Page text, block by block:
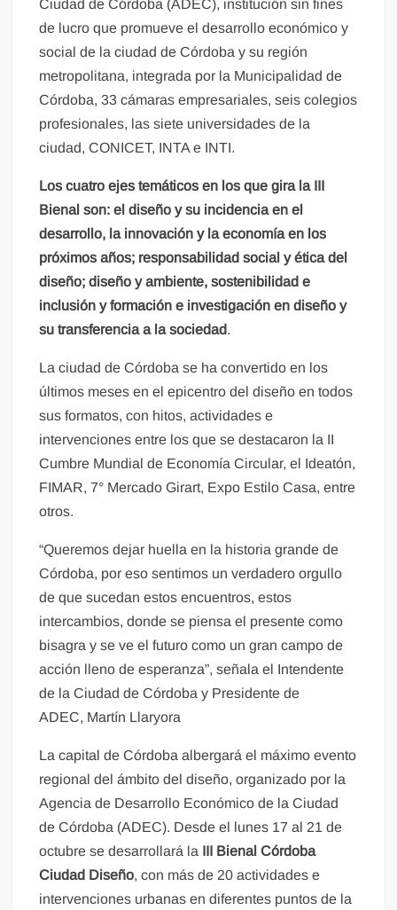
Ciudad de Córdoba (ADEC), institución sin fines
de lucro que promueve el desarrollo económico y
social de la ciudad de Córdoba y su región
metropolitana, integrada por la Municipalidad de
Córdoba, 33 cámaras empresariales, seis colegios
profesionales, las siete universidades de la
ciudad, CONICET, INTA e INTI.
Los cuatro ejes temáticos en los que gira la III
Bienal son: el diseño y su incidencia en el
desarrollo, la innovación y la economía en los
próximos años; responsabilidad social y ética del
diseño; diseño y ambiente, sostenibilidad e
inclusión y formación e investigación en diseño y
su transferencia a la sociedad.
La ciudad de Córdoba se ha convertido en los
últimos meses en el epicentro del diseño en todos
sus formatos, con hitos, actividades e
intervenciones entre los que se destacaron la II
Cumbre Mundial de Economía Circular, el Ideatón,
FIMAR, 7° Mercado Girart, Expo Estilo Casa, entre
otros.
“Queremos dejar huella en la historia grande de
Córdoba, por eso sentimos un verdadero orgullo
de que sucedan estos encuentros, estos
intercambios, donde se piensa el presente como
bisagra y se ve el futuro como un gran campo de
acción lleno de esperanza”, señala el Intendente
de la Ciudad de Córdoba y Presidente de
ADEC, Martín Llaryora
La capital de Córdoba albergará el máximo evento
regional del ámbito del diseño, organizado por la
Agencia de Desarrollo Económico de la Ciudad
de Córdoba (ADEC). Desde el lunes 17 al 21 de
octubre se desarrollará la III Bienal Córdoba
Ciudad Diseño, con más de 20 actividades e
intervenciones urbanas en diferentes puntos de la